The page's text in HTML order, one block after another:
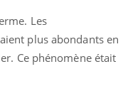
Les
plus abondants en
Ce phénomène était